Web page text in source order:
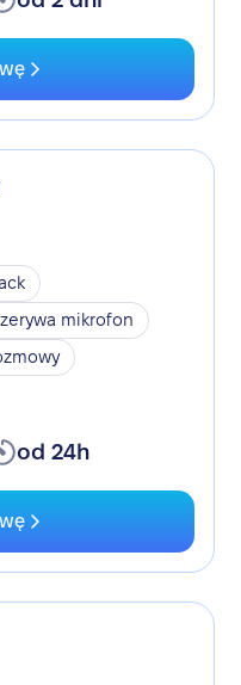
mikrofon
od 24h